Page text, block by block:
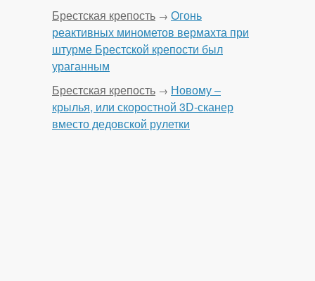
Брестская крепость → Огонь
реактивных минометов вермахта при
штурме Брестской крепости был
ураганным
Брестская крепость → Новому –
крылья, или скоростной 3D-сканер
вместо дедовской рулетки